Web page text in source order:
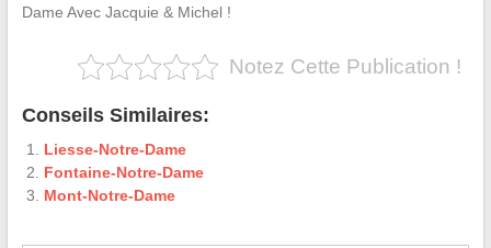
Dame Avec Jacquie & Michel !
Notez Cette Publication !
Conseils Similaires:
Liesse-Notre-Dame
Fontaine-Notre-Dame
Mont-Notre-Dame